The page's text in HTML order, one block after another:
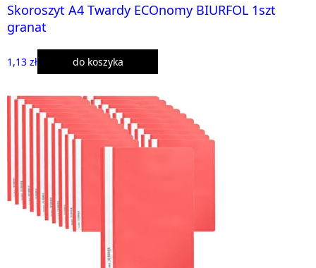
Skoroszyt A4 Twardy ECOnomy BIURFOL 1szt
granat
1,13 zł do koszyka